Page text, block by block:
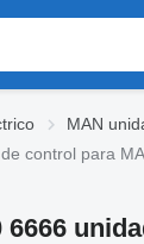
MAN
control para
6666